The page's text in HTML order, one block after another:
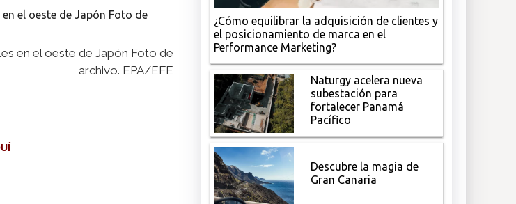
en el oeste de Japón Foto de
archivo. EPA/EFE
¿Cómo equilibrar la adquisición de clientes y
el posicionamiento de marca en el
Performance Marketing?
Naturgy acelera nueva
subestación para
fortalecer Panamá
Pacífico
Descubre la magia de
Gran Canaria